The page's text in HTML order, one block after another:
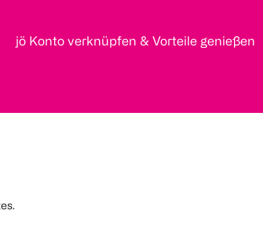
jö Konto verknüpfen & Vorteile genießen